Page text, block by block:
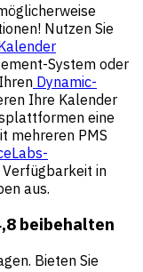
Nutzen Sie
System oder
Dynamic-
Ihre Kalender
eine
mehreren PMS
Verfügbarkeit in
aus.
beibehalten
Bieten Sie